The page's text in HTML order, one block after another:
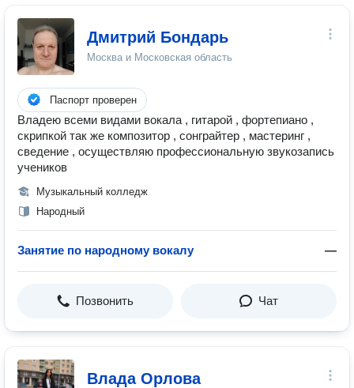
Дмитрий Бондарь
Москва и Московская область
Паспорт проверен
Владею всеми видами вокала , гитарой , фортепиано ,
скрипкой так же композитор , сонграйтер , мастеринг ,
сведение , осуществляю профессиональную звукозапись
учеников
Музыкальный колледж
Народный
Занятие по народному вокалу —
Позвонить Чат
Влада Орлова